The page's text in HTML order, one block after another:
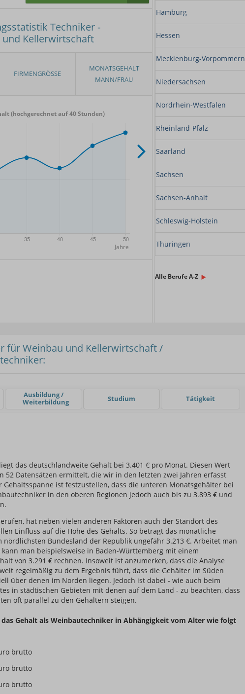
Hamburg
Hessen
Mecklenburg-Vorpommern
Niedersachsen
Nordrhein-Westfalen
Rheinland-Pfalz
Saarland
Sachsen
Sachsen-Anhalt
Schleswig-Holstein
Thüringen
Alle Berufe A-Z
Techniker -
und Kellerwirtschaft
(hochgerechnet auf 40 Stunden)
Einsteigerin / Einsteiger
für Weinbau und Kellerwirtschaft /
Ausbildung /
Weiterbildung
Studium Tätigkeit
das deutschlandweite Gehalt bei 3.401 € pro Monat. Diesen Wert
52 Datensätzen ermittelt, die wir in den letzten zwei Jahren erfasst
Gehaltsspanne ist festzustellen, dass die unteren Monatsgehälter bei
in den oberen Regionen jedoch auch bis zu 3.893 € und
hat neben vielen anderen Faktoren auch der Standort des
Einfluss auf die Höhe des Gehalts. So beträgt das monatliche
nördlichsten Bundesland der Republik ungefähr 3.213 €. Arbeitet man
kann man beispielsweise in Baden-Württemberg mit einem
von 3.291 € rechnen. Insoweit ist anzumerken, dass die Analyse
regelmäßig zu dem Ergebnis führt, dass die Gehälter im Süden
über denen im Norden liegen. Jedoch ist dabei - wie auch beim
in städtischen Gebieten mit denen auf dem Land - zu beachten, dass
oft parallel zu den Gehältern steigen.
Gehalt als Weinbautechniker in Abhängigkeit vom Alter wie folgt
brutto
brutto
brutto